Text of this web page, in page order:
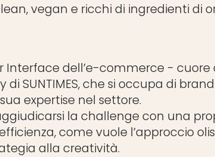
vegan e ricchi di ingredienti di
Interface dell’e-commerce -
SUNTIMES, che si occupa di
expertise nel settore.
la challenge con una
come vuole l’approccio
alla creatività.